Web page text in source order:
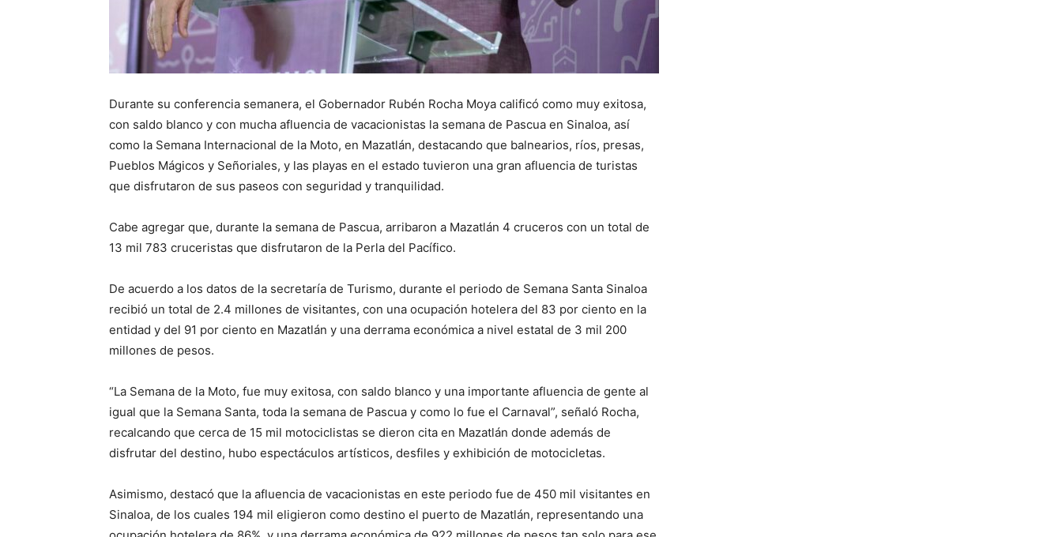
Durante su conferencia semanera, el Gobernador Rubén Rocha Moya calificó como muy exitosa,
con saldo blanco y con mucha afluencia de vacacionistas la semana de Pascua en Sinaloa, así
como la Semana Internacional de la Moto, en Mazatlán, destacando que balnearios, ríos, presas,
Pueblos Mágicos y Señoriales, y las playas en el estado tuvieron una gran afluencia de turistas
que disfrutaron de sus paseos con seguridad y tranquilidad.
Cabe agregar que, durante la semana de Pascua, arribaron a Mazatlán 4 cruceros con un total de
13 mil 783 cruceristas que disfrutaron de la Perla del Pacífico.
De acuerdo a los datos de la secretaría de Turismo, durante el periodo de Semana Santa Sinaloa
recibió un total de 2.4 millones de visitantes, con una ocupación hotelera del 83 por ciento en la
entidad y del 91 por ciento en Mazatlán y una derrama económica a nivel estatal de 3 mil 200
millones de pesos.
“La Semana de la Moto, fue muy exitosa, con saldo blanco y una importante afluencia de gente al
igual que la Semana Santa, toda la semana de Pascua y como lo fue el Carnaval”, señaló Rocha,
recalcando que cerca de 15 mil motociclistas se dieron cita en Mazatlán donde además de
disfrutar del destino, hubo espectáculos artísticos, desfiles y exhibición de motocicletas.
Asimismo, destacó que la afluencia de vacacionistas en este periodo fue de 450 mil visitantes en
Sinaloa, de los cuales 194 mil eligieron como destino el puerto de Mazatlán, representando una